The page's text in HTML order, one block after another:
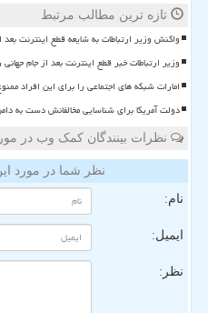
تازه ترین مطالب مرتبط
واکنش وزیر ارتباطات به شایعه قطع اینترنت بعد
وزیر ارتباطات خبر قطع اینترنت بعد از جام
امارات شبکه های اجتماعی را برای این افراد
دولت آمریکا برای شناسایی مخالفانش دست به
نظرات بینندگان کمک وب در
نظر شما در مورد
نام:
ایمیل:
نظر: